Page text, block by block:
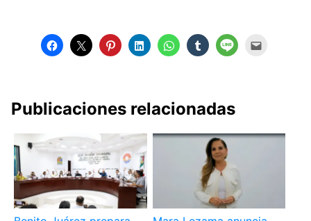
Publicaciones relacionadas